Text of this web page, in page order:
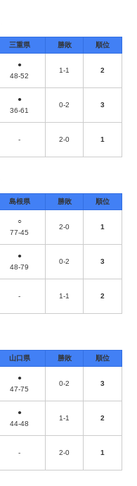
三重県 勝敗 順位
●
48-52
1-1 2
●
36-61
0-2 3
- 2-0 1
島根県 勝敗 順位
○
77-45
2-0 1
●
48-79
0-2 3
- 1-1 2
山口県 勝敗 順位
●
47-75
0-2 3
●
44-48
1-1 2
- 2-0 1